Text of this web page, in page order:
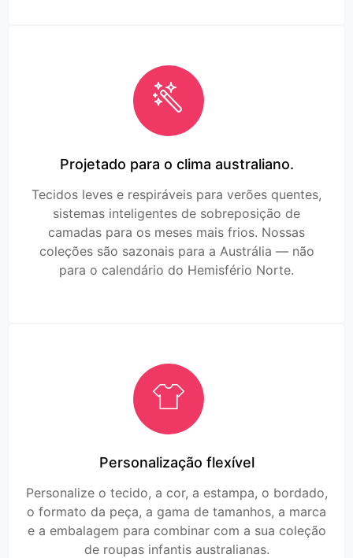
Projetado para o clima australiano.
Tecidos leves e respiráveis para verões quentes,
sistemas inteligentes de sobreposição de
camadas para os meses mais frios. Nossas
coleções são sazonais para a Austrália — não
para o calendário do Hemisfério Norte.
Personalização flexível
Personalize o tecido, a cor, a estampa, o bordado,
o formato da peça, a gama de tamanhos, a marca
e a embalagem para combinar com a sua coleção
de roupas infantis australianas.